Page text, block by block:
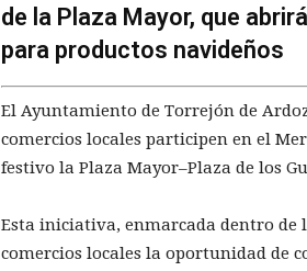
de la Plaza Mayor, que
para productos navideños
El Ayuntamiento de Torrejón de
comercios locales participen en el
festivo la Plaza Mayor–Plaza de los
Esta iniciativa, enmarcada dentro
comercios locales la oportunidad de